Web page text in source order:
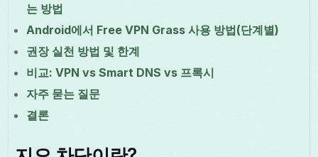
는 방법
Android에서 Free VPN Grass 사용 방법(단계별)
권장 실천 방법 및 한계
비교: VPN vs Smart DNS vs 프록시
자주 묻는 질문
결론